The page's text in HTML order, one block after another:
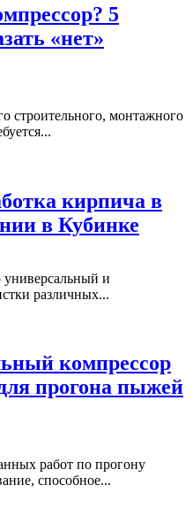
5
«нет»
строительного, монтажного
кирпича в
в Кубинке
универсальный и
различных...
компрессор
прогона пыжей
работ по прогону
способное...